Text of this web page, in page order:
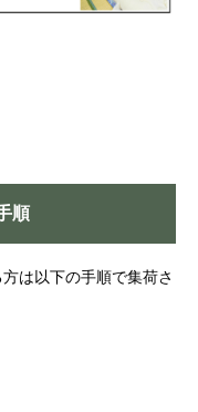
順
は以下の手順で集荷さ